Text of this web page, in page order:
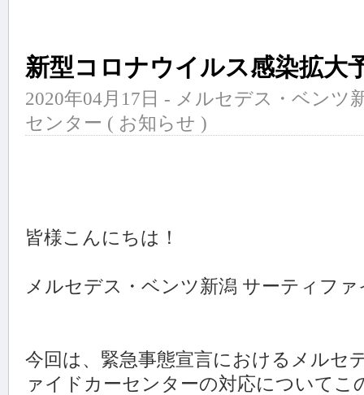
新型コロナウイルス感染拡大
2020年04月17日 - メルセデス・ベン
センター ( お知らせ )
皆様こんにちは！
メルセデス・ベンツ新潟 サーティフ
今回は、緊急事態宣言におけるメルセ
ァイドカーセンターの対応についてこ